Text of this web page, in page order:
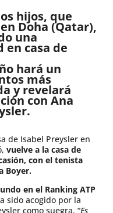
hijos, que
Doha (Qatar),
una
casa de
hará un
más
y revelará
con Ana
de Isabel Preysler en
vuelve a la casa de
con el tenista
Boyer.
en el Ranking ATP
sido acogido por la
como suegra. “Es